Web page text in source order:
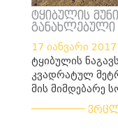
ტყიბულის
განახლებული
17 იანვარი 2017
ტყიბულის
კვადრატულ
მის მიმდებარე